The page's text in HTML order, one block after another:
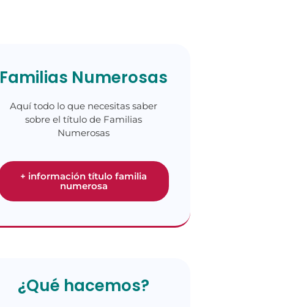
Familias Numerosas
Aquí todo lo que necesitas saber
sobre el título de Familias
Numerosas
+ información título familia
numerosa
¿Qué hacemos?